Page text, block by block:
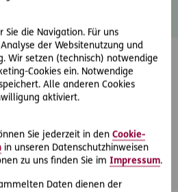
Sie die Navigation. Für uns
der Websitenutzung und
Wir setzen (technisch) notwendige
Cookies ein. Notwendige
Alle anderen Cookies
aktiviert.
Sie jederzeit in den Cookie-
in unseren Datenschutzhinweisen
zu uns finden Sie im Impressum.
Daten dienen der
Abschicken